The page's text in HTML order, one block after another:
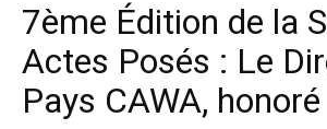
7ème Édition de la
Actes Posés : Le
Pays CAWA, honoré